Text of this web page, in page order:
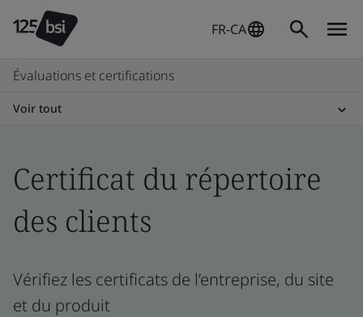
FR-CA
Évaluations et certifications
Voir tout
Certificat du répertoire
des clients
Vérifiez les certificats de l’entreprise, du site
et du produit